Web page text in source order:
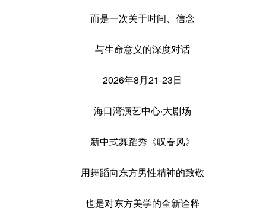
而是一次关于时间、信念
与生命意义的深度对话
2026年8月21-23日
海口湾演艺中心·大剧场
新中式舞蹈秀《叹春风》
用舞蹈向东方男性精神的致敬
也是对东方美学的全新诠释